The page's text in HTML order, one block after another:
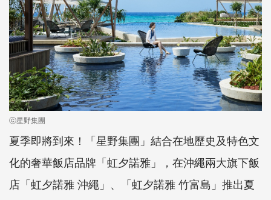
ⓒ星野集團
夏季即將到來！「星野集團」結合在地歷史及特色文
化的奢華飯店品牌「虹夕諾雅」，在沖繩兩大旗下飯
店「虹夕諾雅 沖繩」、「虹夕諾雅 竹富島」推出夏